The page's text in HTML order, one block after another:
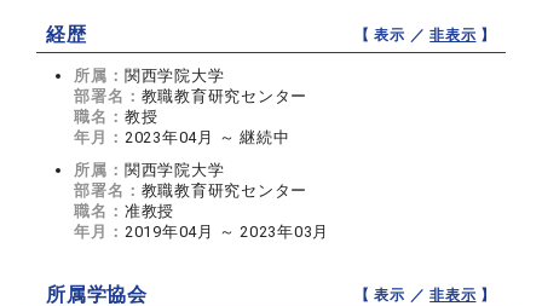
経歴 【 表示 ／非表示 】
所属： 関西学院大学
部署名： 教職教育研究センター
職名： 教授
年月： 2023年04月 ～ 継続中
所属： 関西学院大学
部署名： 教職教育研究センター
職名： 准教授
年月： 2019年04月 ～ 2023年03月
所属学協会 【 表示 ／非表示 】